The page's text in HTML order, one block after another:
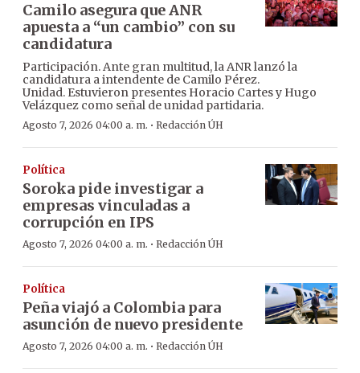
Camilo asegura que ANR
apuesta a “un cambio” con su
candidatura
Participación. Ante gran multitud, la ANR lanzó la
candidatura a intendente de Camilo Pérez.
Unidad. Estuvieron presentes Horacio Cartes y Hugo
Velázquez como señal de unidad partidaria.
Agosto 7, 2026 04:00 a. m. · Redacción ÚH
Política
Soroka pide investigar a
empresas vinculadas a
corrupción en IPS
Agosto 7, 2026 04:00 a. m. · Redacción ÚH
Política
Peña viajó a Colombia para
asunción de nuevo presidente
Agosto 7, 2026 04:00 a. m. · Redacción ÚH